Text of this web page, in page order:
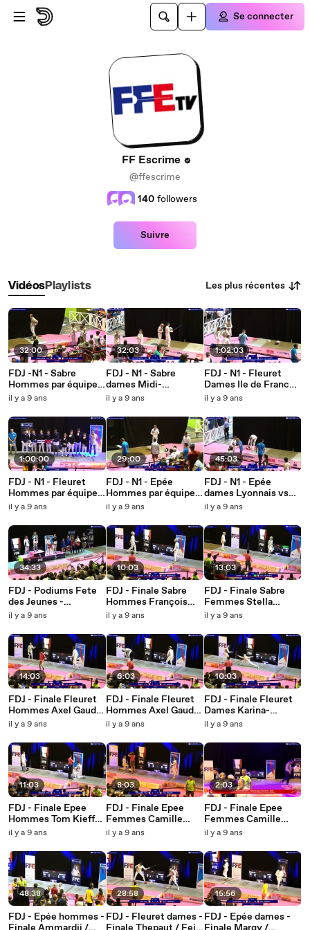
Passer au contenu principal
Se connecter
FF Escrime
@ffescrime
140 followers
Suivre
VidéosPlaylists Les plus récentes
32:00
FDJ -N1 - Sabre
Hommes par équipes
Bretagne vs
il y a 9 ans
1:00:00
FDJ - N1 - Fleuret
Hommes par équipes
Lyonnais vs Paris
il y a 9 ans
34:33
FDJ - Podiums Fete
des Jeunes -
Individuel
il y a 9 ans
14:03
FDJ - Finale Fleuret
Hommes Axel Gaudry
vs Alexis Bessy
il y a 9 ans
11:03
FDJ - Finale Epee
Hommes Tom Kieffer
vs Mael Denaux
il y a 9 ans
48:38
FDJ - Epée hommes -
32:03
FDJ - N1 - Sabre
dames Midi-
Pyrénées vs Créteil
il y a 9 ans
29:00
FDJ - N1 - Epée
Hommes par équipes
Lyonnais 1 vs Ile de
il y a 9 ans
10:03
FDJ - Finale Sabre
Hommes François
Maruelle vs Gabin
il y a 9 ans
6:03
FDJ - Finale Fleuret
Hommes Axel Gaudry
vs Alexis Bessy
il y a 9 ans
8:03
FDJ - Finale Epee
Femmes Camille
Richet vs Soline
il y a 9 ans
28:58
FDJ - Fleuret dames -
1:02:03
FDJ - N1 - Fleuret
Dames Ile de France
Ouest vs
il y a 9 ans
45:03
FDJ - N1 - Epée
dames Lyonnais vs
Basse-Normandie
il y a 9 ans
13:03
FDJ - Finale Sabre
Femmes Stella
Reichen vs Lisa Chen
il y a 9 ans
10:03
FDJ - Finale Fleuret
Dames Karina-
Alecsandra Vasile vs
il y a 9 ans
2:03
FDJ - Finale Epee
Femmes Camille
Richet vs Soline
il y a 9 ans
15:56
FDJ - Epée dames -